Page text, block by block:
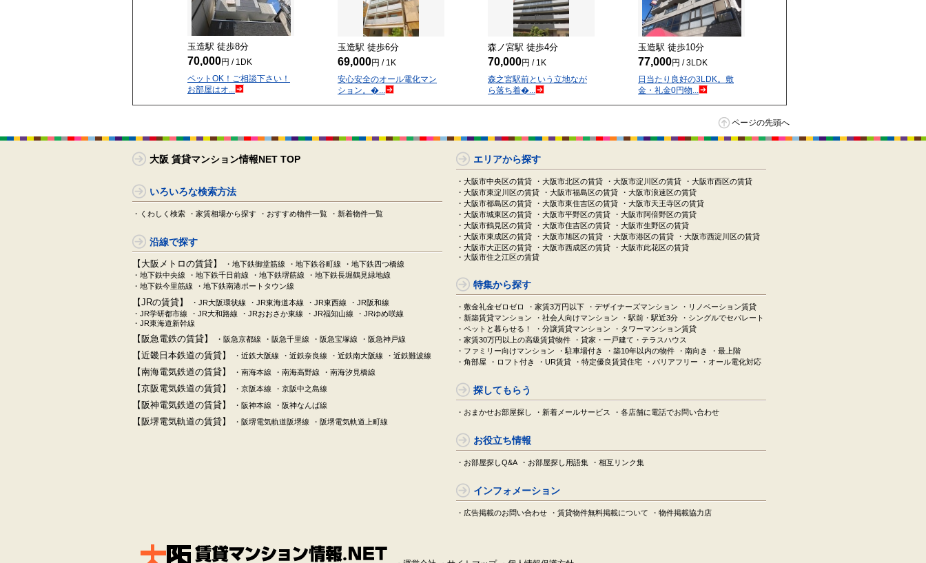
玉造駅 徒歩8分
70,000円 / 1DK
ペットOK！ご相談下さい！
お部屋はオ...
玉造駅 徒歩6分
69,000円 / 1K
安心安全のオール電化マン
ション。�...
森ノ宮駅 徒歩4分
70,000円 / 1K
森之宮駅前という立地なが
ら落ち着�...
玉造駅 徒歩10分
77,000円 / 3LDK
日当たり良好の3LDK。敷
金・礼金0円物...
ページの先頭へ
大阪 賃貸マンション情報NET TOP
いろいろな検索方法
・くわしく検索 ・家賃相場から探す ・おすすめ物件一覧 ・新着物件一覧
沿線で探す
【大阪メトロの賃貸】 ・地下鉄御堂筋線 ・地下鉄谷町線
・地下鉄四つ橋線
・地下鉄中央線
・地下鉄千日前線 ・地下鉄堺筋線
・地下鉄長堀鶴見緑地線
・地下鉄今里筋線
・地下鉄南港ポートタウン線
【JRの賃貸】 ・JR大阪環状線 ・JR東海道本線 ・JR東西線
・JR阪和線
・JR学研都市線
・JR大和路線 ・JRおおさか東線 ・JR福知山線
・JRゆめ咲線
・JR東海道新幹線
【阪急電鉄の賃貸】 ・阪急京都線 ・阪急千里線 ・阪急宝塚線 ・阪急神戸線
【近畿日本鉄道の賃貸】 ・近鉄大阪線 ・近鉄奈良線 ・近鉄南大阪線 ・近鉄難波線
【南海電気鉄道の賃貸】 ・南海本線 ・南海高野線 ・南海汐見橋線
【京阪電気鉄道の賃貸】 ・京阪本線 ・京阪中之島線
【阪神電気鉄道の賃貸】 ・阪神本線 ・阪神なんば線
【阪堺電気軌道の賃貸】 ・阪堺電気軌道阪堺線 ・阪堺電気軌道上町線
エリアから探す
・大阪市中央区の賃貸 ・大阪市北区の賃貸 ・大阪市淀川区の賃貸
・大阪市西区の賃貸
・大阪市東淀川区の賃貸
・大阪市福島区の賃貸
・大阪市浪速区の賃貸
・大阪市都島区の賃貸
・大阪市東住吉区の賃貸
・大阪市天王寺区の賃貸
・大阪市城東区の賃貸
・大阪市平野区の賃貸
・大阪市阿倍野区の賃貸
・大阪市鶴見区の賃貸
・大阪市住吉区の賃貸
・大阪市生野区の賃貸
・大阪市東成区の賃貸
・大阪市旭区の賃貸 ・大阪市港区の賃貸
・大阪市西淀川区の賃貸
・大阪市大正区の賃貸
・大阪市西成区の賃貸
・大阪市此花区の賃貸
・大阪市住之江区の賃貸
特集から探す
・敷金礼金ゼロゼロ ・家賃3万円以下 ・デザイナーズマンション
・リノベーション賃貸
・新築賃貸マンション
・社会人向けマンション ・駅前・駅近3分
・シングルでセパレート
・ペットと暮らせる！
・分譲賃貸マンション
・タワーマンション賃貸
・家賃30万円以上の高級賃貸物件
・貸家・一戸建て・テラスハウス
・ファミリー向けマンション
・駐車場付き ・築10年以内の物件 ・南向き
・最上階
・角部屋
・ロフト付き ・UR賃貸 ・特定優良賃貸住宅 ・バリアフリー ・オール電化対応
探してもらう
・おまかせお部屋探し ・新着メールサービス ・各店舗に電話でお問い合わせ
お役立ち情報
・お部屋探しQ&A ・お部屋探し用語集 ・相互リンク集
インフォメーション
・広告掲載のお問い合わせ ・賃貸物件無料掲載について ・物件掲載協力店